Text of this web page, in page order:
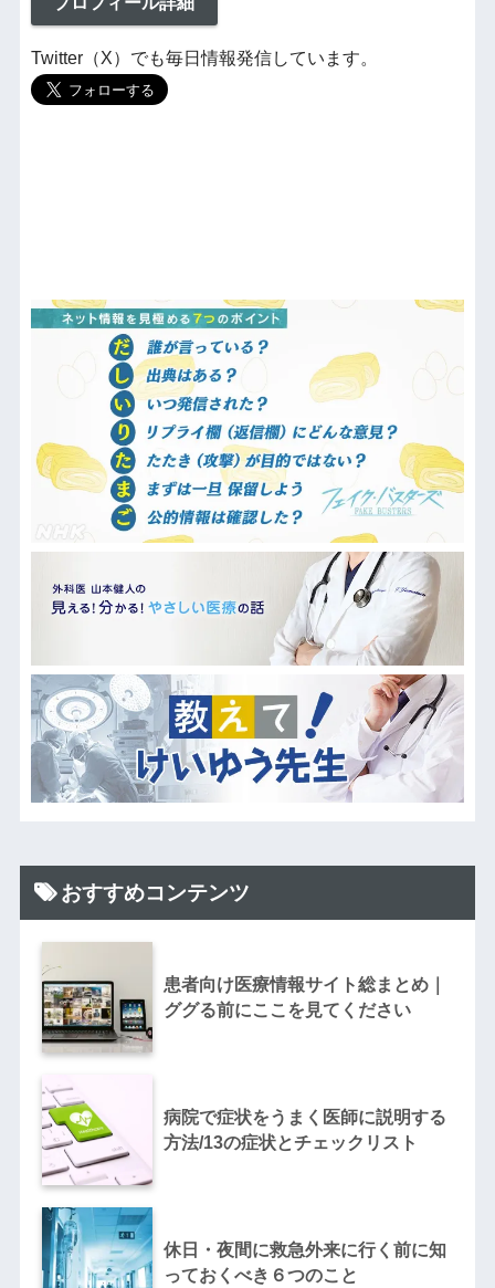
Twitter（X）でも毎日情報発信しています。
おすすめコンテンツ
患者向け医療情報サイト総まとめ｜
ググる前にここを見てください
病院で症状をうまく医師に説明する
方法/13の症状とチェックリスト
休日・夜間に救急外来に行く前に知
っておくべき６つのこと